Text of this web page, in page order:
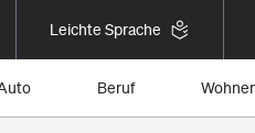
Leichte Sprache
Beruf